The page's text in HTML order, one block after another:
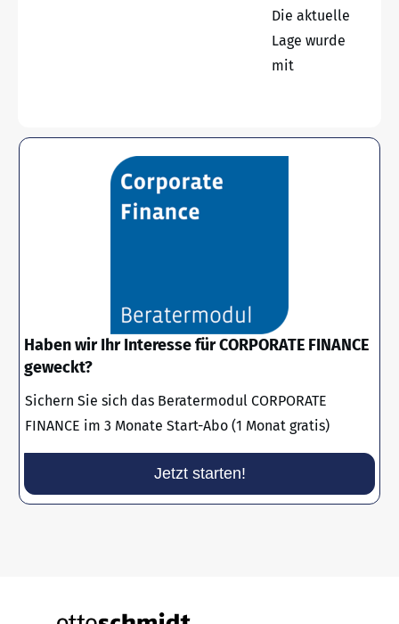
Die aktuelle
Lage wurde
mit
Haben wir Ihr Interesse für CORPORATE FINANCE
geweckt?
Sichern Sie sich das Beratermodul CORPORATE
FINANCE im 3 Monate Start-Abo (1 Monat gratis)
Jetzt starten!